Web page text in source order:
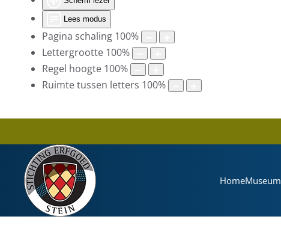
Lees modus
Pagina schaling 100%
Lettergrootte 100%
Regel hoogte 100%
Ruimte tussen letters 100%
HomeMuseum